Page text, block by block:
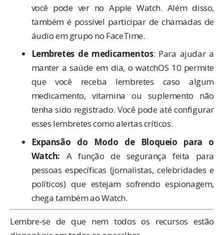
você pode ver no Apple Watch. Além disso,
também é possível participar de chamadas de
áudio em grupo no FaceTime.
Lembretes de medicamentos: Para ajudar a
manter a saúde em dia, o watchOS 10 permite
que você receba lembretes caso algum
medicamento, vitamina ou suplemento não
tenha sido registrado. Você pode até configurar
esses lembretes como alertas críticos.
Expansão do Modo de Bloqueio para o
Watch: A função de segurança feita para
pessoas específicas (jornalistas, celebridades e
políticos) que estejam sofrendo espionagem,
chega também ao Watch.
Lembre-se de que nem todos os recursos estão